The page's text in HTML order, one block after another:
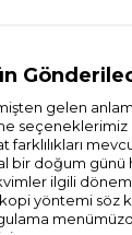
gelen
seçeneklerimiz
farklılıkları
bir doğum günü
ilgili
yöntemi söz